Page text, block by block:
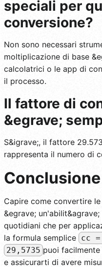
speciali per
conversione?
Non sono necessari
moltiplicazione di base
calcolatrici o le app di
il processo.
Il fattore di
&egrave;
S&igrave;, il fattore
rappresenta il numero di
Conclusione
Capire come convertire
&egrave;
quotidiani che per
la formula semplice cc
29,5735 puoi
e assicurarti di avere